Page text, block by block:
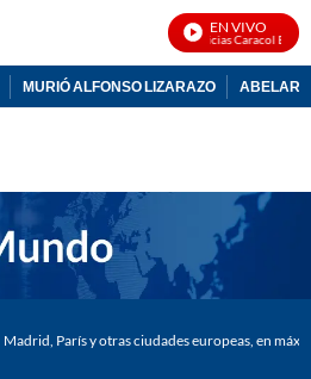
EN VIVO
Noticias Caracol En Vivo
MURIÓ ALFONSO LIZARAZO
Madrid, París y otras ciudades europeas, en